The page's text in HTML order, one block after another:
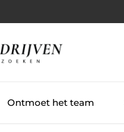
Ontmoet het team